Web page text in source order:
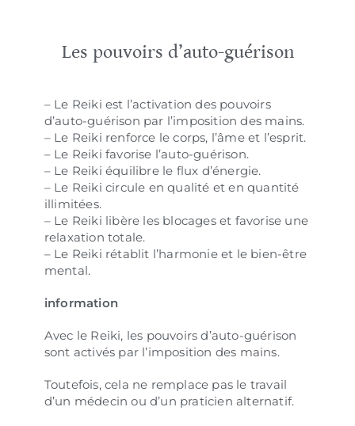
Les pouvoirs d’auto-guérison
– Le Reiki est l’activation des pouvoirs
d’auto-guérison par l’imposition des mains.
– Le Reiki renforce le corps, l’âme et l’esprit.
– Le Reiki favorise l’auto-guérison.
– Le Reiki équilibre le flux d’énergie.
– Le Reiki circule en qualité et en quantité
illimitées.
– Le Reiki libère les blocages et favorise une
relaxation totale.
– Le Reiki rétablit l’harmonie et le bien-être
mental.
information
Avec le Reiki, les pouvoirs d’auto-guérison
sont activés par l’imposition des mains.
Toutefois, cela ne remplace pas le travail
d’un médecin ou d’un praticien alternatif.